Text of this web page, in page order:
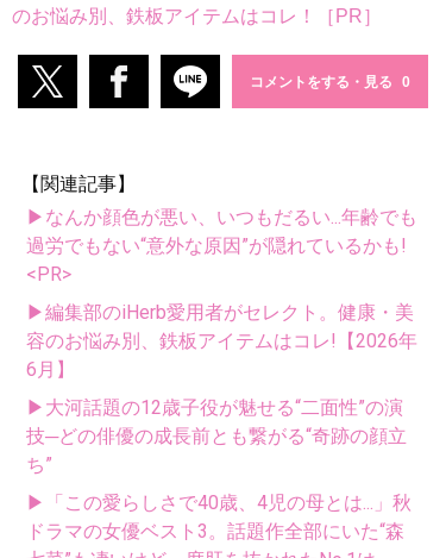
のお悩み別、鉄板アイテムはコレ！［PR］
コメントをする・見る
【関連記事】
▶なんか顔色が悪い、いつもだるい...年齢でも
過労でもない“意外な原因”が隠れているかも!
<PR>
▶編集部のiHerb愛用者がセレクト。健康・美
容のお悩み別、鉄板アイテムはコレ!【2026年
6月】
▶大河話題の12歳子役が魅せる“二面性”の演
技─どの俳優の成長前とも繋がる“奇跡の顔立
ち”
▶「この愛らしさで40歳、4児の母とは...」秋
ドラマの女優ベスト3。話題作全部にいた“森